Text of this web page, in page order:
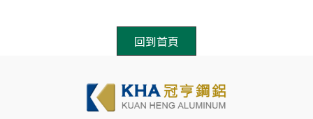
回到首頁